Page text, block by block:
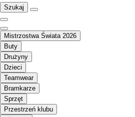
Szukaj
Mistrzostwa Świata 2026
Buty
Drużyny
Dzieci
Teamwear
Bramkarze
Sprzęt
Przestrzeń klubu